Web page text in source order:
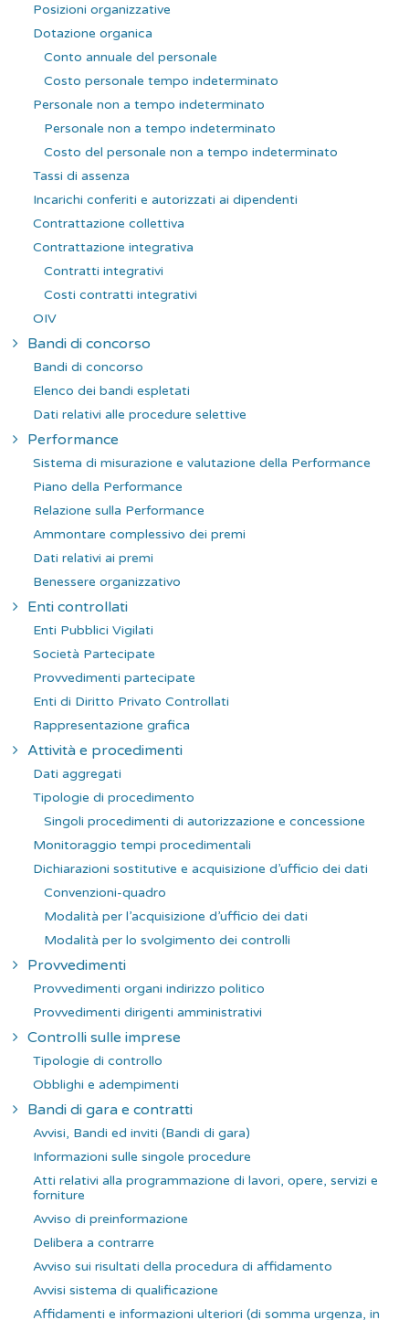
Posizioni organizzative
Dotazione organica
Conto annuale del personale
Costo personale tempo indeterminato
Personale non a tempo indeterminato
Personale non a tempo indeterminato
Costo del personale non a tempo indeterminato
Tassi di assenza
Incarichi conferiti e autorizzati ai dipendenti
Contrattazione collettiva
Contrattazione integrativa
Contratti integrativi
Costi contratti integrativi
OIV
Bandi di concorso
Bandi di concorso
Elenco dei bandi espletati
Dati relativi alle procedure selettive
Performance
Sistema di misurazione e valutazione della Performance
Piano della Performance
Relazione sulla Performance
Ammontare complessivo dei premi
Dati relativi ai premi
Benessere organizzativo
Enti controllati
Enti Pubblici Vigilati
Società Partecipate
Provvedimenti partecipate
Enti di Diritto Privato Controllati
Rappresentazione grafica
Attività e procedimenti
Dati aggregati
Tipologie di procedimento
Singoli procedimenti di autorizzazione e concessione
Monitoraggio tempi procedimentali
Dichiarazioni sostitutive e acquisizione d’ufficio dei dati
Convenzioni-quadro
Modalità per l’acquisizione d’ufficio dei dati
Modalità per lo svolgimento dei controlli
Provvedimenti
Provvedimenti organi indirizzo politico
Provvedimenti dirigenti amministrativi
Controlli sulle imprese
Tipologie di controllo
Obblighi e adempimenti
Bandi di gara e contratti
Avvisi, Bandi ed inviti (Bandi di gara)
Informazioni sulle singole procedure
Atti relativi alla programmazione di lavori, opere, servizi e
forniture
Avviso di preinformazione
Delibera a contrarre
Avviso sui risultati della procedura di affidamento
Avvisi sistema di qualificazione
Affidamenti e informazioni ulteriori (di somma urgenza, in